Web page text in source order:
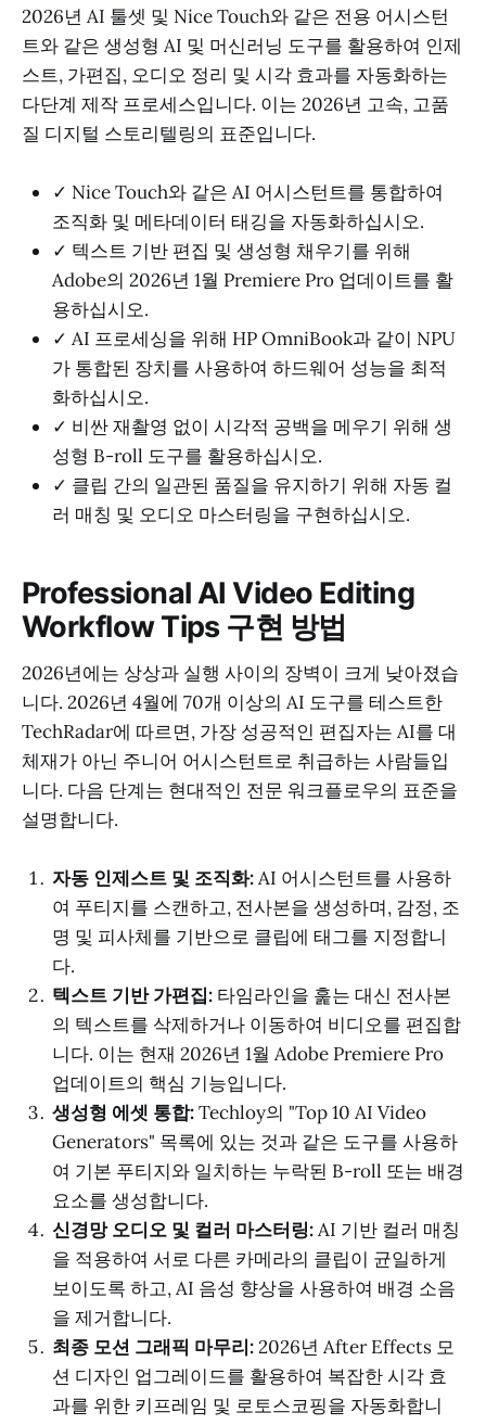
2026년 AI 툴셋 및 Nice Touch와 같은 전용 어시스턴
트와 같은 생성형 AI 및 머신러닝 도구를 활용하여 인제
스트, 가편집, 오디오 정리 및 시각 효과를 자동화하는
다단계 제작 프로세스입니다. 이는 2026년 고속, 고품
질 디지털 스토리텔링의 표준입니다.
✓ Nice Touch와 같은 AI 어시스턴트를 통합하여
조직화 및 메타데이터 태깅을 자동화하십시오.
✓ 텍스트 기반 편집 및 생성형 채우기를 위해
Adobe의 2026년 1월 Premiere Pro 업데이트를 활
용하십시오.
✓ AI 프로세싱을 위해 HP OmniBook과 같이 NPU
가 통합된 장치를 사용하여 하드웨어 성능을 최적
화하십시오.
✓ 비싼 재촬영 없이 시각적 공백을 메우기 위해 생
성형 B-roll 도구를 활용하십시오.
✓ 클립 간의 일관된 품질을 유지하기 위해 자동 컬
러 매칭 및 오디오 마스터링을 구현하십시오.
Professional AI Video Editing
Workflow Tips 구현 방법
2026년에는 상상과 실행 사이의 장벽이 크게 낮아졌습
니다. 2026년 4월에 70개 이상의 AI 도구를 테스트한
TechRadar에 따르면, 가장 성공적인 편집자는 AI를 대
체재가 아닌 주니어 어시스턴트로 취급하는 사람들입
니다. 다음 단계는 현대적인 전문 워크플로우의 표준을
설명합니다.
자동 인제스트 및 조직화:AI 어시스턴트를 사용하
여 푸티지를 스캔하고, 전사본을 생성하며, 감정, 조
명 및 피사체를 기반으로 클립에 태그를 지정합니
다.
텍스트 기반 가편집: 타임라인을 훑는 대신 전사본
의 텍스트를 삭제하거나 이동하여 비디오를 편집합
니다. 이는 현재 2026년 1월 Adobe Premiere Pro
업데이트의 핵심 기능입니다.
생성형 에셋 통합:Techloy의 "Top 10 AI Video
Generators" 목록에 있는 것과 같은 도구를 사용하
여 기본 푸티지와 일치하는 누락된 B-roll 또는 배경
요소를 생성합니다.
신경망 오디오 및 컬러 마스터링:AI 기반 컬러 매칭
을 적용하여 서로 다른 카메라의 클립이 균일하게
보이도록 하고, AI 음성 향상을 사용하여 배경 소음
을 제거합니다.
최종 모션 그래픽 마무리:2026년 After Effects 모
션 디자인 업그레이드를 활용하여 복잡한 시각 효
과를 위한 키프레임 및 로토스코핑을 자동화합니